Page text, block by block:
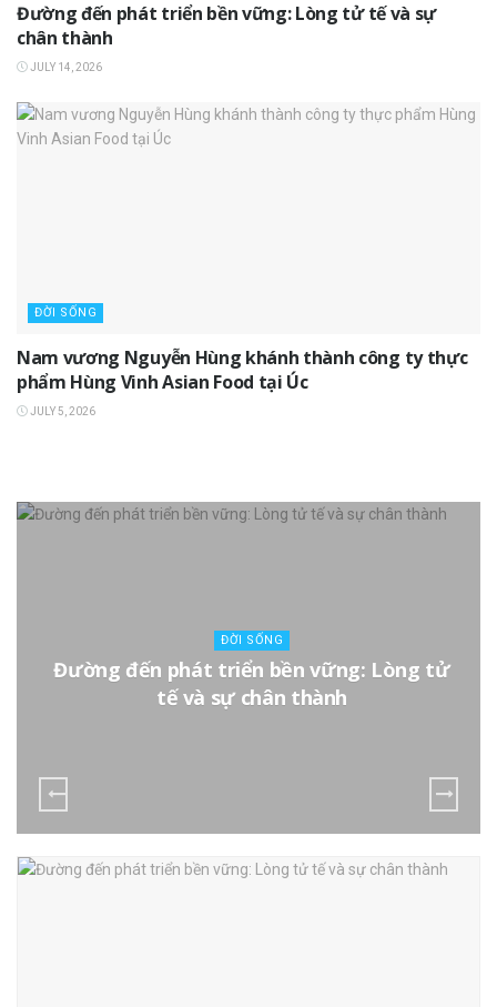
Đường đến phát triển bền vững: Lòng tử tế và sự
chân thành
JULY 14, 2026
ĐỜI SỐNG
Nam vương Nguyễn Hùng khánh thành công ty thực
phẩm Hùng Vinh Asian Food tại Úc
JULY 5, 2026
ĐỜI SỐNG
Đường đến phát triển bền vững: Lòng tử
tế và sự chân thành